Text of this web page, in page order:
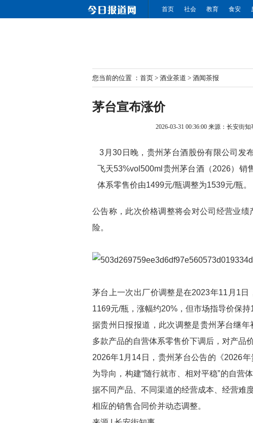
首页 社会 教育 食安
您当前的位置 ： 首页 > 酒业茶道 > 酒闻茶报
茅台宣布涨价
2026-03-31 00:36:00 来源：长安街知
3月30日晚，贵州茅台酒股份有限公司发
飞天53%vol500ml贵州茅台酒（2026）销
体系零售价由1499元/瓶调整为1539元/瓶。
公告称，此次价格调整将会对公司经营业
险。
茅台上一次出厂价调整是在2023年11月1
1169元/瓶，涨幅约20%，但市场指导价保持
据贵州日报报道，此次调整是贵州茅台继
多款产品的自营体系零售价下调后，对产品
2026年1月14日，贵州茅台公告的《2026
为导向，构建“随行就市、相对平稳”的自营
据不同产品、不同渠道的经营成本、经营难
相应的销售合同价并动态调整。